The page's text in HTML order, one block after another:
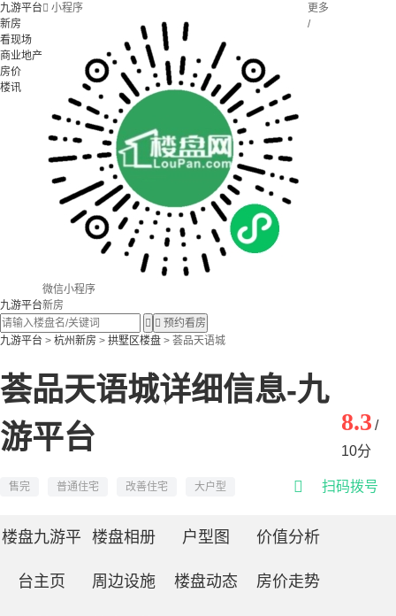
九游平台
新房
看现场
商业地产
房价
楼讯
 小程序
微信小程序
更多
/
九游平台新房
  预约看房
九游平台 > 杭州新房 > 拱墅区楼盘 > 荟品天语城
荟品天语城详细信息-九
游平台
8.3 /
10分
售完 普通住宅 改善住宅 大户型  扫码拨号
楼盘九游平
台主页
楼盘相册 户型图 价值分析
周边设施 楼盘动态 房价走势